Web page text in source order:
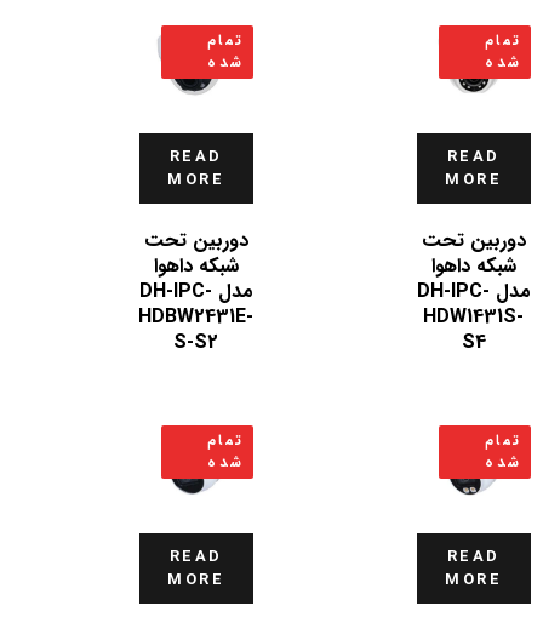
تمام
شده
READ
MORE
دوربین تحت
شبکه داهوا
مدل DH-IPC-
HDW1431S-
S4
تمام
شده
READ
MORE
دوربین تحت
شبکه داهوا
مدل DH-IPC-
HDBW2431E-
S-S2
تمام
شده
READ
MORE
تمام
شده
READ
MORE